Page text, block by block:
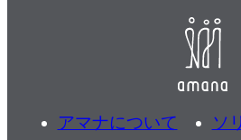
アマナについて
ソ